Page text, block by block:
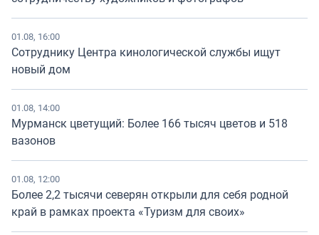
01.08, 16:00
Сотруднику Центра кинологической службы ищут
новый дом
01.08, 14:00
Мурманск цветущий: Более 166 тысяч цветов и 518
вазонов
01.08, 12:00
Более 2,2 тысячи северян открыли для себя родной
край в рамках проекта «Туризм для своих»